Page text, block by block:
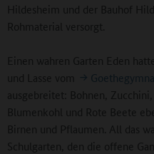
Hildesheim und der Bauhof
Rohmaterial versorgt.
Einen wahren Garten Eden
und Lasse vom
ausgebreitet: Bohnen,
Blumenkohl und Rote Beete
Birnen und Pflaumen. All das
Schulgarten, den die offene